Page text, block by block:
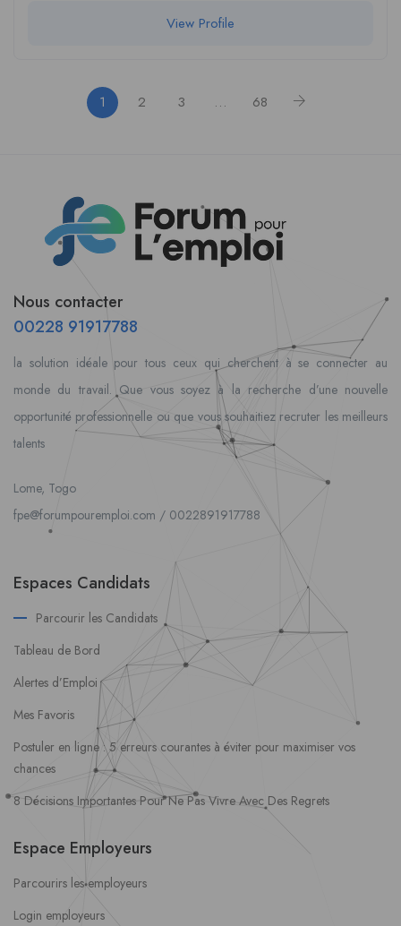
View Profile
1 2 3 … 68
Nous contacter
00228 91917788
la solution idéale pour tous ceux qui cherchent à se connecter au
monde du travail. Que vous soyez à la recherche d’une nouvelle
opportunité professionnelle ou que vous souhaitiez recruter les meilleurs
talents
Lome, Togo
fpe@forumpouremploi.com / 0022891917788
Espaces Candidats
Parcourir les Candidats
Tableau de Bord
Alertes d’Emploi
Mes Favoris
Postuler en ligne : 5 erreurs courantes à éviter pour maximiser vos
chances
8 Décisions Importantes Pour Ne Pas Vivre Avec Des Regrets
Espace Employeurs
Parcourirs les employeurs
Login employeurs